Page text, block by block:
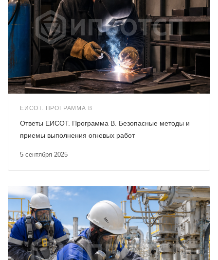
ЕИСОТ. ПРОГРАММА В
5 сентября 2025
Ответы ЕИСОТ. Программа В. Безопасные методы и
приемы выполнения огневых работ